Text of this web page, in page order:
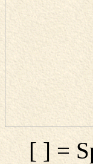
[ ] =